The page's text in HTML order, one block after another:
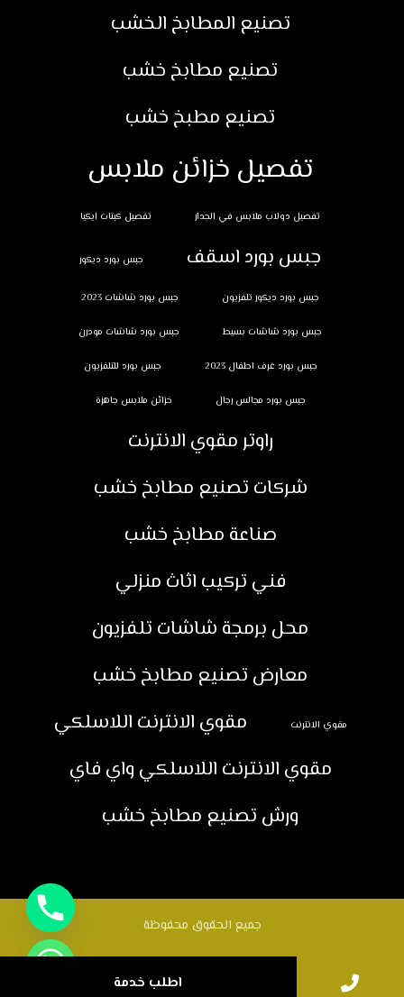
تصنيع المطابخ الخشب
تصنيع مطابخ خشب
تصنيع مطبخ خشب
تفصيل خزائن ملابس
تفصيل دولاب ملابس في الجدار تفصيل كبتات ايكيا
جبس بورد اسقف جبس بورد ديكور
جبس بورد ديكور تلفزيون جبس بورد شاشات 2023
جبس بورد شاشات بسيط جبس بورد شاشات مودرن
جبس بورد غرف اطفال 2023 جبس بورد للتلفزيون
جبس بورد مجالس رجال خزائن ملابس جاهزة
راوتر مقوي الانترنت
شركات تصنيع مطابخ خشب
صناعة مطابخ خشب
فني تركيب اثاث منزلي
محل برمجة شاشات تلفزيون
معارض تصنيع مطابخ خشب
مقوي الانترنت
مقوي الانترنت اللاسلكي
مقوي الانترنت اللاسلكي واي فاي
ورش تصنيع مطابخ خشب
جميع الحقوق محفوظة
اطلب خدمة